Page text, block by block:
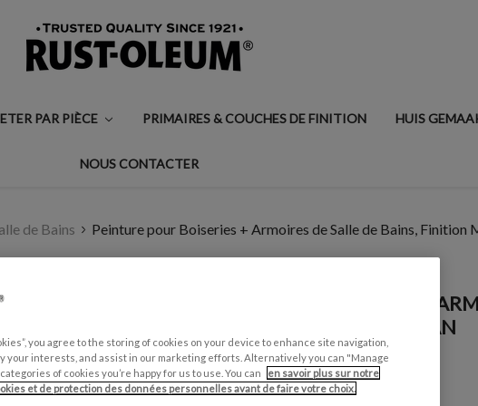
PAR PIÈCE PRIMAIRES & COUCHES DE FINITION HUIS
NOUS CONTACTER
de Bains Peinture pour Boiseries + Armoires de Salle de Bains, Finition
PEINTURE POUR BOISERIES +
BAINS, FINITION MATE - OCÉAN
€0,99 - €29,50
Écrire un avis
you agree to the storing of cookies on your device to enhance site navigation,
your interests, and assist in our marketing efforts. Alternatively you can "Manage
of cookies you’re happy for us to use. You can
en savoir plus sur notre
et de protection des données personnelles avant de faire votre choix.